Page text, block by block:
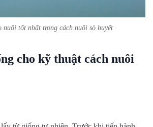
nuôi tốt nhất trong cách nuôi sò huyết
cho kỹ thuật cách nuôi